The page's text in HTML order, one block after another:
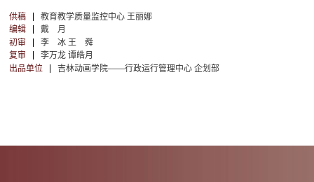
供稿
教育教学质量监控中心 王丽娜
编辑
戴 月
初审
李 冰 王 舜
复审
李万龙 谭皓月
出品单位
吉林动画学院——行政运行管理中心 企划部